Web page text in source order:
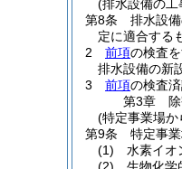
(排水設備の工
第8条
排水設
定に適合する
2
前項の検査を
排水設備の新
3
前項の検査
第3章
(特定事業場か
第9条
特定事
(1)
水素イ